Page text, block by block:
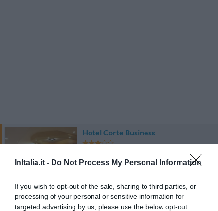
InItalia.it - Do Not Process My Personal Information
If you wish to opt-out of the sale, sharing to third parties, or
processing of your personal or sensitive information for
targeted advertising by us, please use the below opt-out
Hotel Corte Business
Favoloso 8.9
Matilde di Canossa Resort